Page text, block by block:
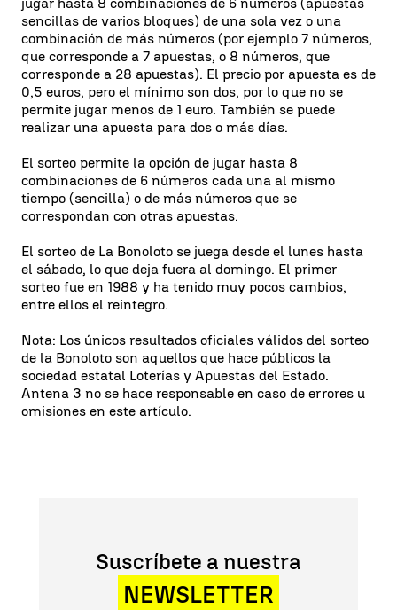
sencillas de varios bloques) de una sola vez o una
combinación de más números (por ejemplo 7 números,
que corresponde a 7 apuestas, o 8 números, que
corresponde a 28 apuestas). El precio por apuesta es de
0,5 euros, pero el mínimo son dos, por lo que no se
permite jugar menos de 1 euro. También se puede
realizar una apuesta para dos o más días.
El sorteo permite la opción de jugar hasta 8
combinaciones de 6 números cada una al mismo
tiempo (sencilla) o de más números que se
correspondan con otras apuestas.
El sorteo de La Bonoloto se juega desde el lunes hasta
el sábado, lo que deja fuera al domingo. El primer
sorteo fue en 1988 y ha tenido muy pocos cambios,
entre ellos el reintegro.
Nota: Los únicos resultados oficiales válidos del sorteo
de la Bonoloto son aquellos que hace públicos la
sociedad estatal Loterías y Apuestas del Estado.
Antena 3 no se hace responsable en caso de errores u
omisiones en este artículo.
Suscríbete a nuestra
NEWSLETTER